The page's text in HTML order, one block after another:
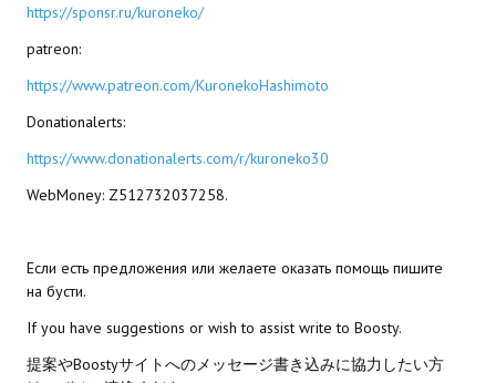
Немного героев меча и магии
Расширенная версия Х3
Doom 3 Remaster Fan Edition
Quake III Arena Remaster Fan Edition
https://sponsr.ru/kuroneko/
patreon:
https://www.patreon.com/KuronekoHashimoto
Donationalerts:
https://www.donationalerts.com/r/kuroneko30
WebMoney: Z512732037258.
Если есть предложения или желаете оказать помощь пишите
на бусти.
If you have suggestions or wish to assist write to Boosty.
提案やBoostyサイトへのメッセージ書き込みに協力したい方